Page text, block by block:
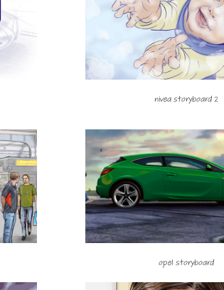
nivea storyboard 2
opel storyboard